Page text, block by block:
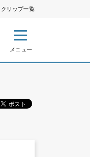
クリップ一覧
メニュー